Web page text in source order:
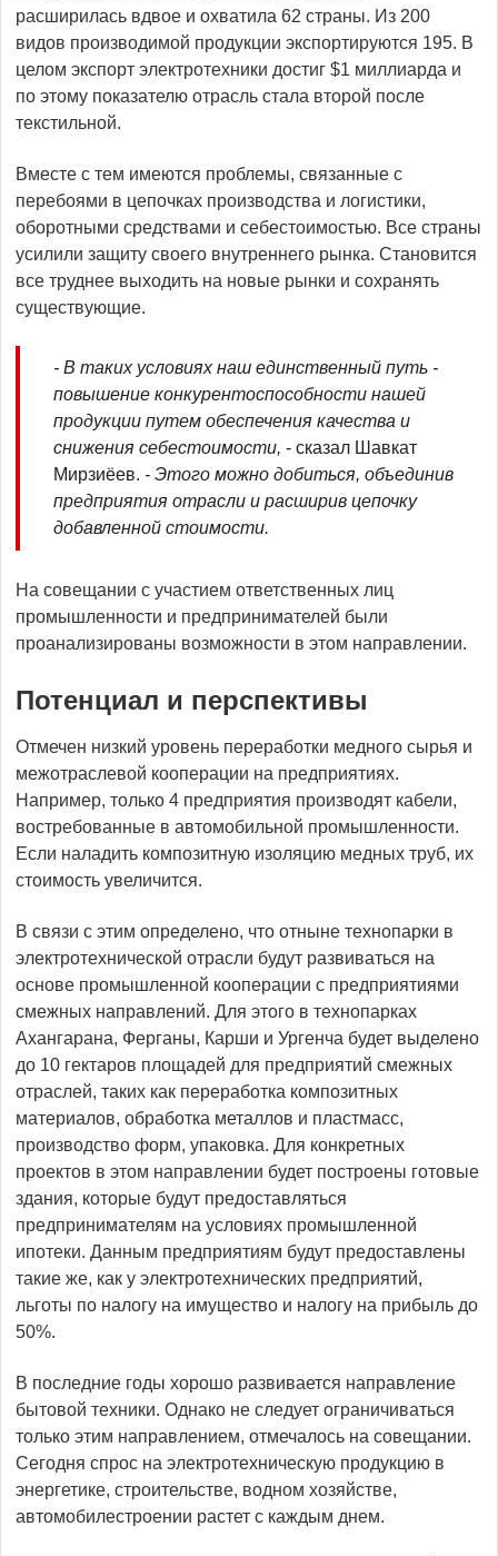
расширилась вдвое и охватила 62 страны. Из 200
видов производимой продукции экспортируются 195. В
целом экспорт электротехники достиг $1 миллиарда и
по этому показателю отрасль стала второй после
текстильной.
Вместе с тем имеются проблемы, связанные с
перебоями в цепочках производства и логистики,
оборотными средствами и себестоимостью. Все страны
усилили защиту своего внутреннего рынка. Становится
все труднее выходить на новые рынки и сохранять
существующие.
- В таких условиях наш единственный путь -
повышение конкурентоспособности нашей
продукции путем обеспечения качества и
снижения себестоимости, - сказал Шавкат
Мирзиёев. - Этого можно добиться, объединив
предприятия отрасли и расширив цепочку
добавленной стоимости.
На совещании с участием ответственных лиц
промышленности и предпринимателей были
проанализированы возможности в этом направлении.
Потенциал и перспективы
Отмечен низкий уровень переработки медного сырья и
межотраслевой кооперации на предприятиях.
Например, только 4 предприятия производят кабели,
востребованные в автомобильной промышленности.
Если наладить композитную изоляцию медных труб, их
стоимость увеличится.
В связи с этим определено, что отныне технопарки в
электротехнической отрасли будут развиваться на
основе промышленной кооперации с предприятиями
смежных направлений. Для этого в технопарках
Ахангарана, Ферганы, Карши и Ургенча будет выделено
до 10 гектаров площадей для предприятий смежных
отраслей, таких как переработка композитных
материалов, обработка металлов и пластмасс,
производство форм, упаковка. Для конкретных
проектов в этом направлении будет построены готовые
здания, которые будут предоставляться
предпринимателям на условиях промышленной
ипотеки. Данным предприятиям будут предоставлены
такие же, как у электротехнических предприятий,
льготы по налогу на имущество и налогу на прибыль до
50%.
В последние годы хорошо развивается направление
бытовой техники. Однако не следует ограничиваться
только этим направлением, отмечалось на совещании.
Сегодня спрос на электротехническую продукцию в
энергетике, строительстве, водном хозяйстве,
автомобилестроении растет с каждым днем.